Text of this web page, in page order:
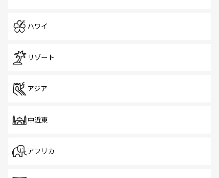
ハワイ
リゾート
アジア
中近東
アフリカ